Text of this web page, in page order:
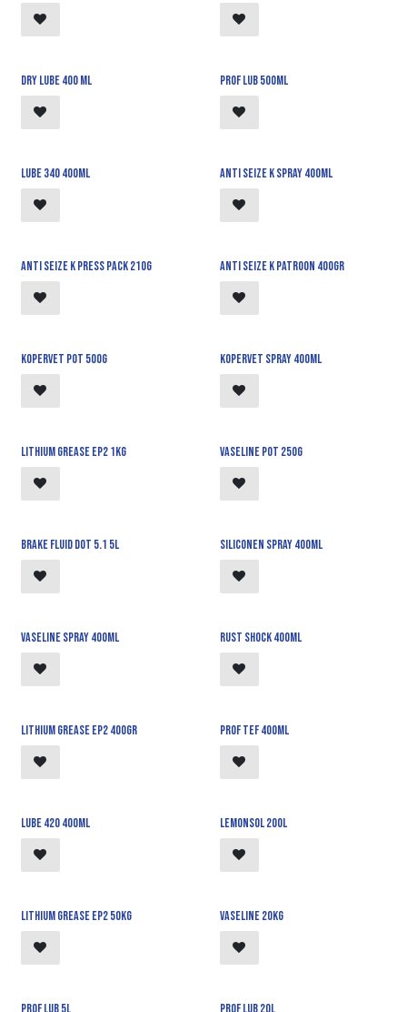
Dry lube 400 ml Prof Lub 500ml
Lube 340 400ml Anti seize K spray 400ml
Anti seize K press pack 210g Anti seize K patroon 400gr
Kopervet pot 500g Kopervet spray 400ml
Lithium grease EP2 1kg Vaseline pot 250g
Brake fluid DOT 5.1 5l Siliconen spray 400ml
Vaseline spray 400ml Rust Shock 400ml
Lithium grease EP2 400gr Prof Tef 400ml
Lube 420 400ml Lemonsol 200L
Lithium grease EP2 50kg Vaseline 20kg